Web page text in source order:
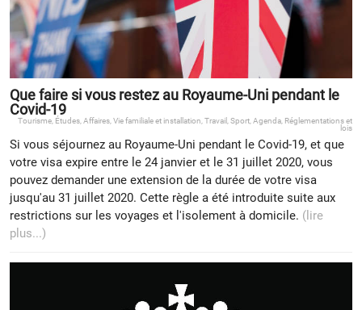
Que faire si vous restez au Royaume-Uni pendant le
Covid-19
Tourisme Études Affaires Vie familiale et installation Travail Sport Agenda Réglementations et
lois
Si vous séjournez au Royaume-Uni pendant le Covid-19, et que
votre visa expire entre le 24 janvier et le 31 juillet 2020, vous
pouvez demander une extension de la durée de votre visa
jusqu'au 31 juillet 2020. Cette règle a été introduite suite aux
restrictions sur les voyages et l'isolement à domicile. (lire
plus...)